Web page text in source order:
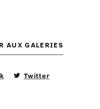
AUX GALERIES
Twitter